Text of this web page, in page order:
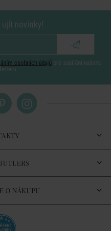
ujít novinky!
osobních údajů pro zasílání našeho
O NÁKUPU